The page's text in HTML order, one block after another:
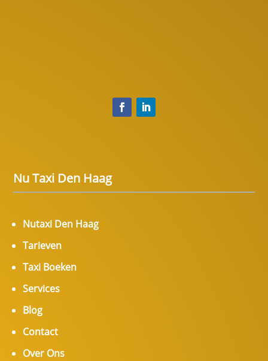
Nu Taxi Den Haag
Nutaxi Den Haag
Tarieven
Taxi Boeken
Services
Blog
Contact
Over Ons